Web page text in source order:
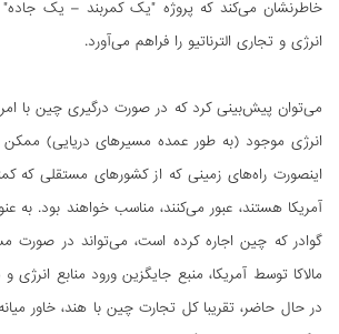
خاطرنشان می‌کند که پروژه "یک کمربند – یک جاده"
انرژی و تجاری الترناتیو را فراهم می‌آورد.
می‌توان پیش‌بینی کرد که در صورت درگیری چین با
انرژی موجود (به طور عمده مسیرهای دریایی)
اینصورت راه‌های زمینی که از کشورهای مستقلی که
آمریکا هستند، عبور می‌کنند، مناسب خواهند بود. به
گوادر که چین اجاره کرده است، می‌تواند در صورت
مالاکا توسط آمریکا، منبع جایگزین ورود منابع
در حال حاضر، تقریبا کل تجارت چین با هند، خاور